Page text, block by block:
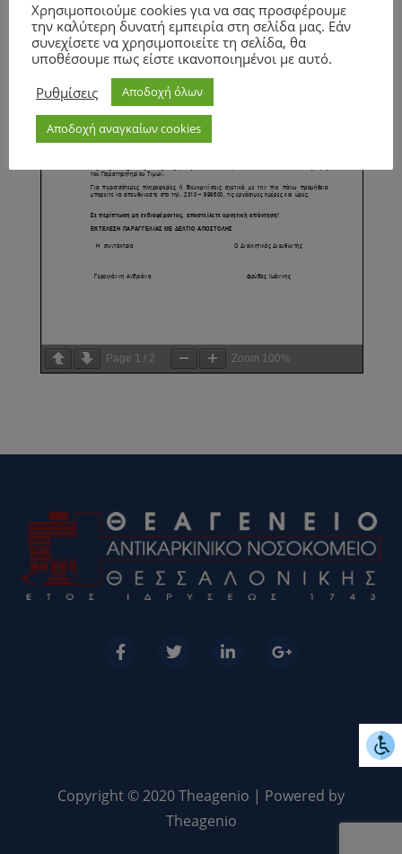
Page 1 / 2 Zoom 100%
Copyright © 2020 Theagenio | Powered by
Theagenio
Χρησιμοποιούμε cookies για να σας προσφέρουμε
την καλύτερη δυνατή εμπειρία στη σελίδα μας. Εάν
συνεχίσετε να χρησιμοποιείτε τη σελίδα, θα
υποθέσουμε πως είστε ικανοποιημένοι με αυτό.
Ρυθμίσεις
Αποδοχή όλων
Αποδοχή αναγκαίων cookies